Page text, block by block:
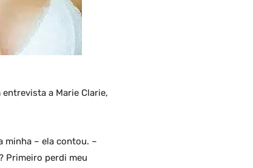
a Marie Clarie,
minha – ela contou. –
Primeiro perdi meu